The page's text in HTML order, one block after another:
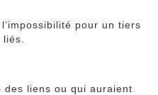
pour un tiers
des liens ou qui auraient